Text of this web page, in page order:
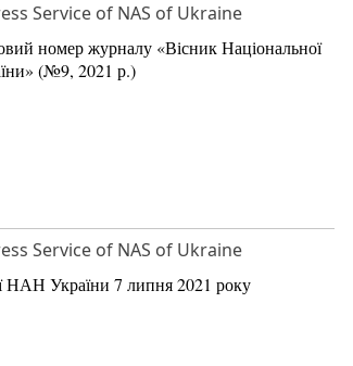
Service of NAS of Ukraine
номер журналу «Вісник Національної
(№9, 2021 р.)
Service of NAS of Ukraine
НАН України 7 липня 2021 року